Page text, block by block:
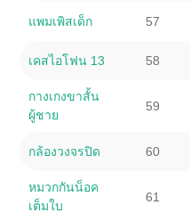
แพมเพิสเด็ก 57
เคสไอโฟน 13 58
กางเกงขาสั้น
ผู้ชาย
59
กล้องวงจรปิด 60
หมวกกันน็อค
เต็มใบ
61